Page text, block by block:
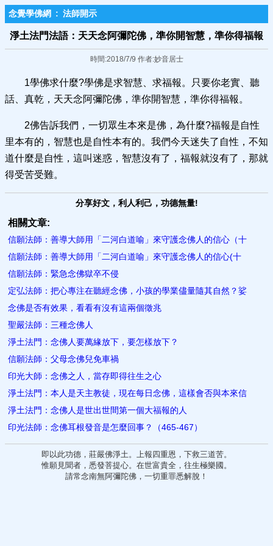
念覺學佛網 : 法師開示
淨土法門法語：天天念阿彌陀佛，準你開智慧，準你得福報
時間:2018/7/9 作者:妙音居士
1學佛求什麼?學佛是求智慧、求福報。只要你老實、聽
話、真乾，天天念阿彌陀佛，準你開智慧，準你得福報。
2佛告訴我們，一切眾生本來是佛，為什麼?福報是自性
里本有的，智慧也是自性本有的。我們今天迷失了自性，不知
道什麼是自性，這叫迷惑，智慧沒有了，福報就沒有了，那就
得受苦受難。
分享好文，利人利己，功德無量!
相關文章:
信願法師：善導大師用「二河白道喻」來守護念佛人的信心（十
信願法師：善導大師用「二河白道喻」來守護念佛人的信心(十
信願法師：緊急念佛獄卒不侵
定弘法師：把心專注在聽經念佛，小孩的學業儘量隨其自然？娑
念佛是否有效果，看看有沒有這兩個徵兆
聖嚴法師：三種念佛人
淨土法門：念佛人要萬緣放下，要怎樣放下？
信願法師：父母念佛兒免車禍
印光大師：念佛之人，當存即得往生之心
淨土法門：本人是天主教徒，現在每日念佛，這樣會否與本來信
淨土法門：念佛人是世出世間第一個大福報的人
印光法師：念佛耳根發音是怎麼回事？（465-467）
即以此功德，莊嚴佛淨土。上報四重恩，下救三道苦。
惟願見聞者，悉發菩提心。在世富貴全，往生極樂國。
請常念南無阿彌陀佛，一切重罪悉解脫！